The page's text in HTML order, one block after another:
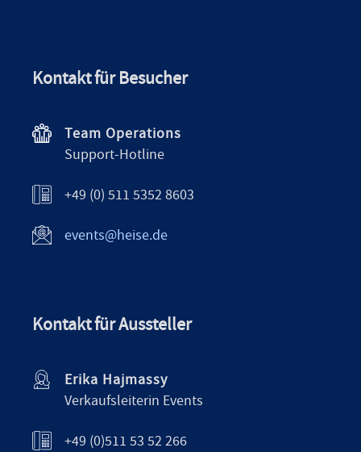
Kontakt für Besucher
Team Operations
Support-Hotline
+49 (0) 511 5352 8603
events@heise.de
Kontakt für Aussteller
Erika Hajmassy
Verkaufsleiterin Events
+49 (0)511 53 52 266